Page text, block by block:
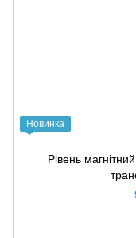
Новинка
Рівень